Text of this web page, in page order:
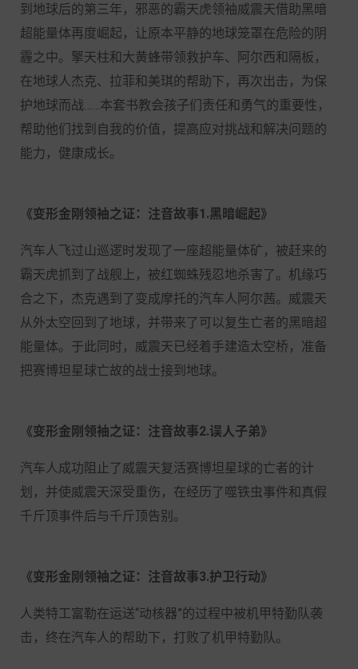
到地球后的第三年，邪恶的霸天虎领袖威震天借助黑暗
超能量体再度崛起，让原本平静的地球笼罩在危险的阴
霾之中。擎天柱和大黄蜂带领救护车、阿尔西和隔板，
在地球人杰克、拉菲和美琪的帮助下，再次出击，为保
护地球而战……本套书教会孩子们责任和勇气的重要性，
帮助他们找到自我的价值，提高应对挑战和解决问题的
能力，健康成长。
《变形金刚领袖之证：注音故事1.黑暗崛起》
汽车人飞过山巡逻时发现了一座超能量体矿，被赶来的
霸天虎抓到了战舰上，被红蜘蛛残忍地杀害了。机缘巧
合之下，杰克遇到了变成摩托的汽车人阿尔茜。威震天
从外太空回到了地球，并带来了可以复生亡者的黑暗超
能量体。于此同时，威震天已经着手建造太空桥，准备
把赛博坦星球亡故的战士接到地球。
《变形金刚领袖之证：注音故事2.误人子弟》
汽车人成功阻止了威震天复活赛博坦星球的亡者的计
划，并使威震天深受重伤，在经历了噬铁虫事件和真假
千斤顶事件后与千斤顶告别。
《变形金刚领袖之证：注音故事3.护卫行动》
人类特工富勒在运送“动核器”的过程中被机甲特勤队袭
击，终在汽车人的帮助下，打败了机甲特勤队。